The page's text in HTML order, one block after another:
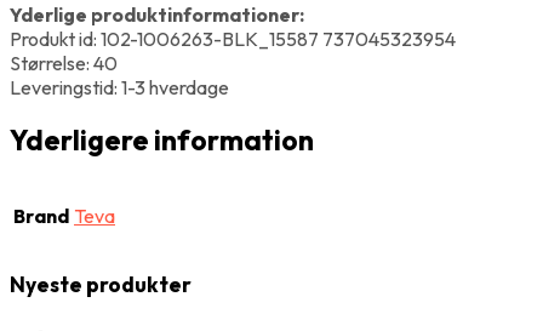
Yderlige produktinformationer:
Produkt id: 102-1006263-BLK_15587 737045323954
Størrelse: 40
Leveringstid: 1-3 hverdage
Yderligere information
Brand Teva
Nyeste produkter